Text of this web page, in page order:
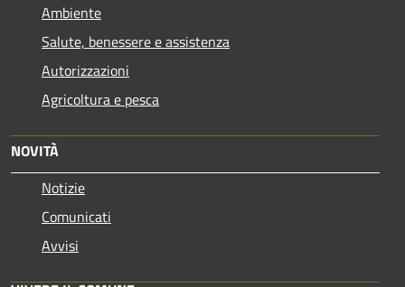
Ambiente
Salute, benessere e assistenza
Autorizzazioni
Agricoltura e pesca
NOVITÀ
Notizie
Comunicati
Avvisi